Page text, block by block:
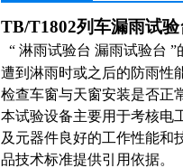
TB/T1802列车漏雨试验
“ 淋雨试验台 漏雨试验台
遭到淋雨时或之后的防雨性
检查车窗与天窗安装是否正
本试验设备主要用于考核电
及元器件良好的工作性能和
品技术标准提供引用依据。